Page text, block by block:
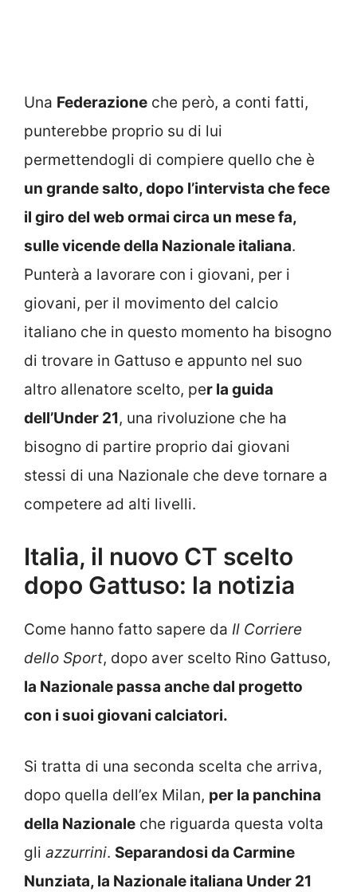
Una Federazione che però, a conti fatti,
punterebbe proprio su di lui
permettendogli di compiere quello che è
un grande salto, dopo l’intervista che fece
il giro del web ormai circa un mese fa,
sulle vicende della Nazionale italiana.
Punterà a lavorare con i giovani, per i
giovani, per il movimento del calcio
italiano che in questo momento ha bisogno
di trovare in Gattuso e appunto nel suo
altro allenatore scelto, per la guida
dell’Under 21, una rivoluzione che ha
bisogno di partire proprio dai giovani
stessi di una Nazionale che deve tornare a
competere ad alti livelli.
Italia, il nuovo CT scelto
dopo Gattuso: la notizia
Come hanno fatto sapere da Il Corriere
dello Sport, dopo aver scelto Rino Gattuso,
la Nazionale passa anche dal progetto
con i suoi giovani calciatori.
Si tratta di una seconda scelta che arriva,
dopo quella dell’ex Milan, per la panchina
della Nazionale che riguarda questa volta
gli azzurrini. Separandosi da Carmine
Nunziata, la Nazionale italiana Under 21